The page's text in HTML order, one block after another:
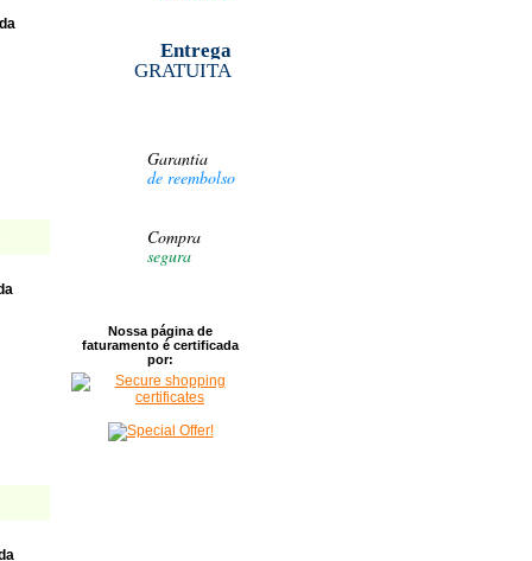
Entrega
GRATUITA
Garantia
de reembolso
Compra
segura
Nossa página de
faturamento é certificada
por: